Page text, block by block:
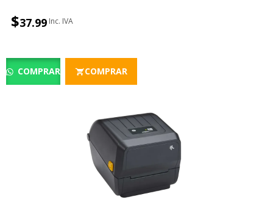
$37.99
COMPRAR COMPRAR